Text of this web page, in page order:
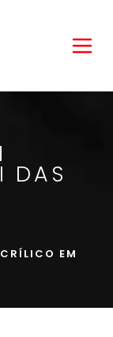
DAS
EM